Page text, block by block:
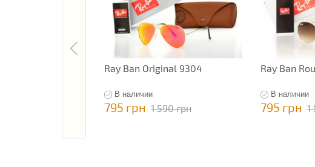
Ray Ban Original 9304
В наличии
795 грн 1 590 грн
Ray Ban
В наличии
795 грн 1